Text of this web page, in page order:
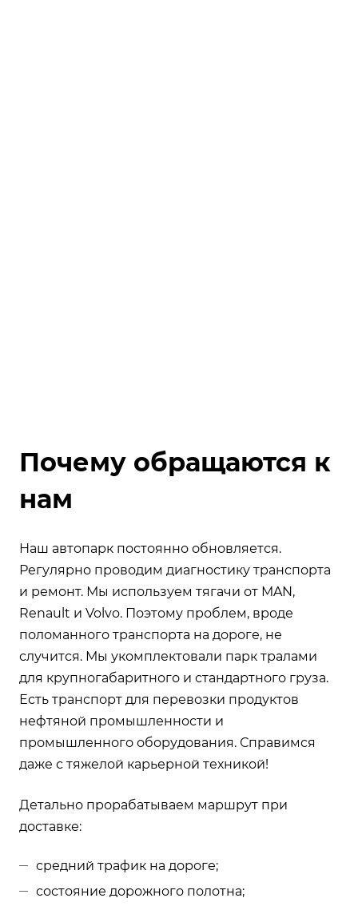
Почему обращаются к
нам
Наш автопарк постоянно обновляется.
Регулярно проводим диагностику транспорта
и ремонт. Мы используем тягачи от MAN,
Renault и Volvo. Поэтому проблем, вроде
поломанного транспорта на дороге, не
случится. Мы укомплектовали парк тралами
для крупногабаритного и стандартного груза.
Есть транспорт для перевозки продуктов
нефтяной промышленности и
промышленного оборудования. Справимся
даже с тяжелой карьерной техникой!
Детально прорабатываем маршрут при
доставке:
средний трафик на дороге;
состояние дорожного полотна;